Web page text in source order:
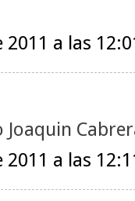
a las
Cabrera
a las